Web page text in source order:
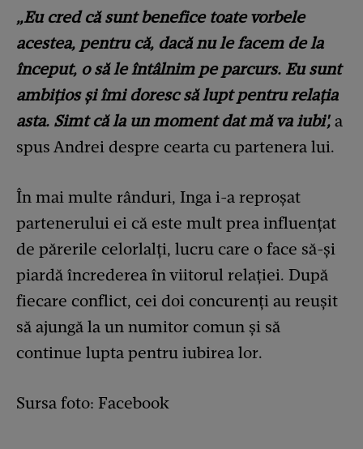
„Eu cred că sunt benefice toate vorbele
acestea, pentru că, dacă nu le facem de la
început, o să le întâlnim pe parcurs. Eu sunt
ambițios și îmi doresc să lupt pentru relația
asta. Simt că la un moment dat mă va iubi', a
spus Andrei despre cearta cu partenera lui.
În mai multe rânduri, Inga i-a reproșat
partenerului ei că este mult prea influențat
de părerile celorlalți, lucru care o face să-și
piardă încrederea în viitorul relației. După
fiecare conflict, cei doi concurenți au reușit
să ajungă la un numitor comun și să
continue lupta pentru iubirea lor.
Sursa foto: Facebook